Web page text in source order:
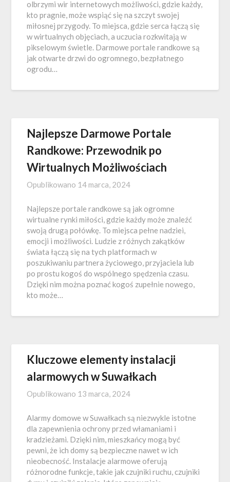
olbrzymi wir internetowych możliwości, gdzie każdy,
kto pragnie, może wspiąć się na szczyt swojej
miłosnej przygody. To miejsca, gdzie serca łączą się
w wirtualnych objęciach, a uczucia rozkwitają w
pikselowym świetle. Darmowe portale randkowe są
jak otwarte drzwi do ogromnego, bezpłatnego
ogrodu…
Najlepsze Darmowe Portale
Randkowe: Przewodnik po
Wirtualnych Możliwościach
Opublikowano 14 marca, 2024
Najlepsze portale randkowe są jak ogromne
wirtualne rynki miłości, gdzie każdy może znaleźć
swoją drugą połówkę. To miejsca pełne nadziei,
emocji i możliwości. Ludzie z różnych zakątków
świata łączą się na tych platformach w
poszukiwaniu partnera życiowego, przyjaciela lub
po prostu kogoś do wspólnego spędzenia czasu.
Dzięki nim można poznać kogoś zupełnie nowego,
kto może…
Kluczowe elementy instalacji
alarmowych w Suwałkach
Opublikowano 13 marca, 2024
Alarmy domowe w Suwałkach są niezwykle istotne
dla zapewnienia ochrony przed włamaniami i
kradzieżami. Dzięki nim, mieszkańcy mogą być
pewni, że ich domy są bezpieczne nawet w ich
nieobecność. Instalacje alarmowe oferują
różnorodne funkcje, takie jak czujniki ruchu, czujniki